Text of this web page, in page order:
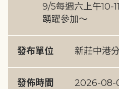
9/5每週六上午10-
踴躍參加～
發布單位 新莊中港
發佈時間 2026-08-